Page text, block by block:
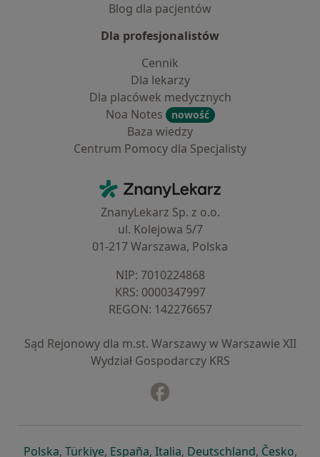
Blog dla pacjentów
Dla profesjonalistów
Cennik
Dla lekarzy
Dla placówek medycznych
Noa Notes
nowość
Baza wiedzy
Centrum Pomocy dla Specjalisty
ZnanyLekarz - Strona główna
ZnanyLekarz Sp. z o.o.
ul. Kolejowa 5/7
01-217 Warszawa, Polska
NIP: ⁠7010224868
KRS: ⁠0000347997
REGON: ⁠142276657
Sąd Rejonowy dla m.st. Warszawy w Warszawie XII
Wydział Gospodarczy KRS
Polskaotwiera się w nowej karcie
, Türkiyeotwiera się w nowej karcie
, Españaotwiera się w nowej karcie
, Italiaotwiera się w nowej
, Deutschlandotwiera się
, Česko,